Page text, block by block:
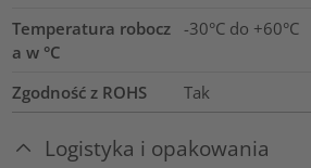
Temperatura robocz
a w °C
-30°C do +60°C
Zgodność z ROHS Tak
Logistyka i opakowania